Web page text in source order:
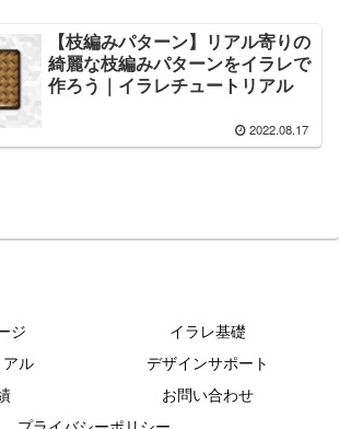
【枝編みパターン】リアル寄りの
綺麗な枝編みパターンをイラレで
作ろう｜イラレチュートリアル
2022.08.17
ジ
イラレ基礎
ル
デザインサポート
お問い合わせ